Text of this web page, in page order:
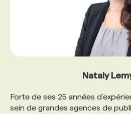
Nataly
Forte de ses 25 années
sein de grandes agences de